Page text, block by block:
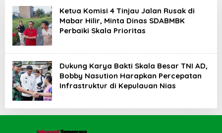
Ketua Komisi 4 Tinjau Jalan Rusak di
Mabar Hilir, Minta Dinas SDABMBK
Perbaiki Skala Prioritas
Dukung Karya Bakti Skala Besar TNI AD,
Bobby Nasution Harapkan Percepatan
Infrastruktur di Kepulauan Nias